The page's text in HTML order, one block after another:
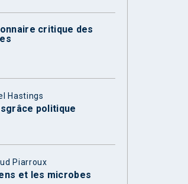
critique des
Hastings
politique
Piarroux
et les microbes